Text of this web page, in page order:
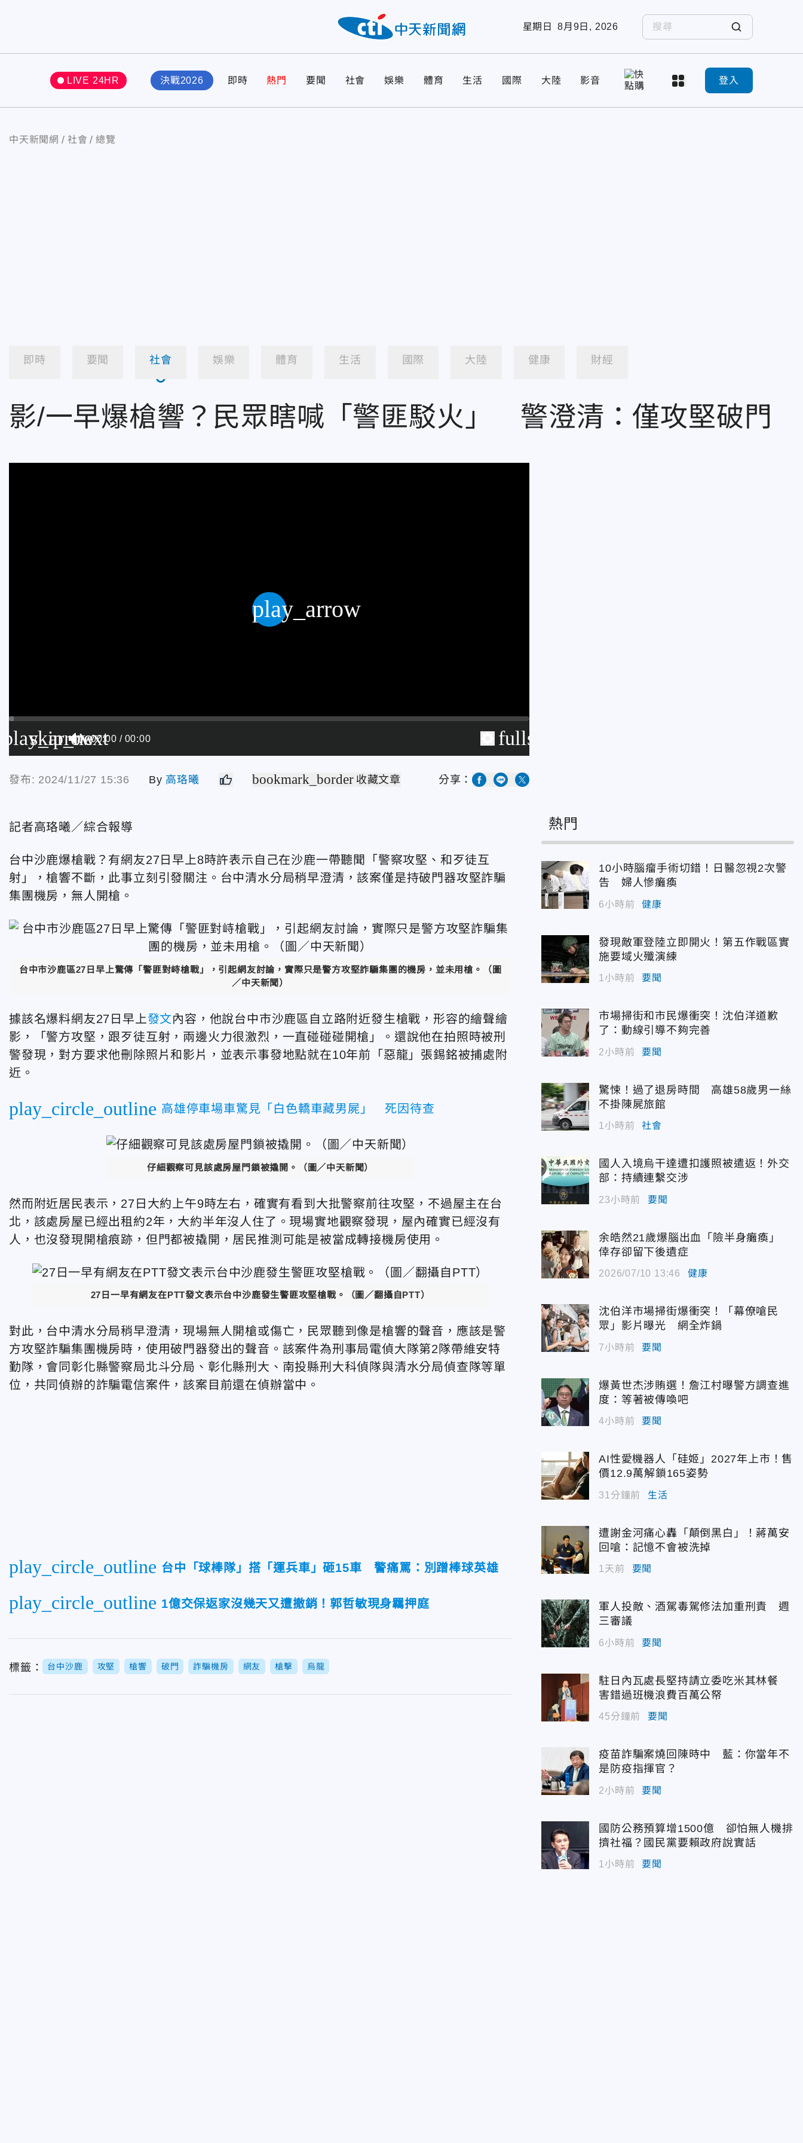
星期日 8月9日, 2026
LIVE 24HR 決戰2026 即時 熱門 要聞 社會 娛樂 體育 生活 國際 大陸 影音 登入
中天新聞網 社會 總覽
即時 要聞 社會 娛樂 體育 生活 國際 大陸 健康 財經
影/一早爆槍響？民眾瞎喊「警匪駁火」 警澄清：僅攻堅破門
play_arrow
skip_next
00:00 00:00 fullscreen
play_arrow
發布: 2024/11/27 15:36 By 高珞曦 bookmark_border 收藏文章 分享：
記者高珞曦／綜合報導
台中沙鹿爆槍戰？有網友27日早上8時許表示自己在沙鹿一帶聽聞「警察攻堅、和歹徒互
射」，槍響不斷，此事立刻引發關注。台中清水分局稍早澄清，該案僅是持破門器攻堅詐騙
集團機房，無人開槍。
台中市沙鹿區27日早上驚傳「警匪對峙槍戰」，引起網友討論，實際只是警方攻堅詐騙集團的機房，並未用槍。（圖
／中天新聞）
據該名爆料網友27日早上發文內容，他說台中市沙鹿區自立路附近發生槍戰，形容的繪聲繪
影，「警方攻堅，跟歹徒互射，兩邊火力很激烈，一直碰碰碰開槍」。還說他在拍照時被刑
警發現，對方要求他刪除照片和影片，並表示事發地點就在10年前「惡龍」張錫銘被捕處附
近。
play_circle_outline 高雄停車場車驚見「白色轎車藏男屍」 死因待查
仔細觀察可見該處房屋門鎖被撬開。（圖／中天新聞）
然而附近居民表示，27日大約上午9時左右，確實有看到大批警察前往攻堅，不過屋主在台
北，該處房屋已經出租約2年，大約半年沒人住了。現場實地觀察發現，屋內確實已經沒有
人，也沒發現開槍痕跡，但門都被撬開，居民推測可能是被當成轉接機房使用。
27日一早有網友在PTT發文表示台中沙鹿發生警匪攻堅槍戰。（圖／翻攝自PTT）
對此，台中清水分局稍早澄清，現場無人開槍或傷亡，民眾聽到像是槍響的聲音，應該是警
方攻堅詐騙集團機房時，使用破門器發出的聲音。該案件為刑事局電偵大隊第2隊帶維安特
勤隊，會同彰化縣警察局北斗分局、彰化縣刑大、南投縣刑大科偵隊與清水分局偵查隊等單
位，共同偵辦的詐騙電信案件，該案目前還在偵辦當中。
play_circle_outline 台中「球棒隊」搭「運兵車」砸15車 警痛罵：別蹭棒球英雄
play_circle_outline 1億交保返家沒幾天又遭撤銷！郭哲敏現身羈押庭
標籤： 台中沙鹿 攻堅 槍響 破門 詐騙機房 網友 槍擊 烏龍
熱門
10小時腦瘤手術切錯！日醫忽視2次警
告 婦人慘癱瘓
6小時前 健康
發現敵軍登陸立即開火！第五作戰區實
施要域火殲演練
1小時前 要聞
市場掃街和市民爆衝突！沈伯洋道歉
了：動線引導不夠完善
2小時前 要聞
驚悚！過了退房時間 高雄58歲男一絲
不掛陳屍旅館
1小時前 社會
國人入境烏干達遭扣護照被遣返！外交
部：持續連繫交涉
23小時前 要聞
余皓然21歲爆腦出血「險半身癱瘓」
倖存卻留下後遺症
2026/07/10 13:46 健康
沈伯洋市場掃街爆衝突！「幕僚嗆民
眾」影片曝光 網全炸鍋
7小時前 要聞
爆黃世杰涉賄選！詹江村曝警方調查進
度：等著被傳喚吧
4小時前 要聞
AI性愛機器人「硅姬」2027年上市！售
價12.9萬解鎖165姿勢
31分鐘前 生活
遭謝金河痛心轟「顛倒黑白」！蔣萬安
回嗆：記憶不會被洗掉
1天前 要聞
軍人投敵、酒駕毒駕修法加重刑責 週
三審議
6小時前 要聞
駐日內瓦處長堅持請立委吃米其林餐
害錯過班機浪費百萬公帑
45分鐘前 要聞
疫苗詐騙案燒回陳時中 藍：你當年不
是防疫指揮官？
2小時前 要聞
國防公務預算增1500億 卻怕無人機排
擠社福？國民黨要賴政府說實話
1小時前 要聞